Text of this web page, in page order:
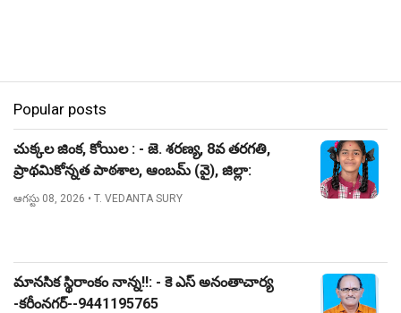
Popular posts
చుక్కల జింక, కోయిల : - జె. శరణ్య, 8వ తరగతి,
ప్రాథమికోన్నత పాఠశాల, ఆంబమ్ (వై), జిల్లా:
నిజామాబాద్.
ఆగస్టు 08, 2026 • T. VEDANTA SURY
మానసిక స్థిరాంకం నాన్న!!: - కె ఎస్ అనంతాచార్య
-కరీంనగర్--9441195765